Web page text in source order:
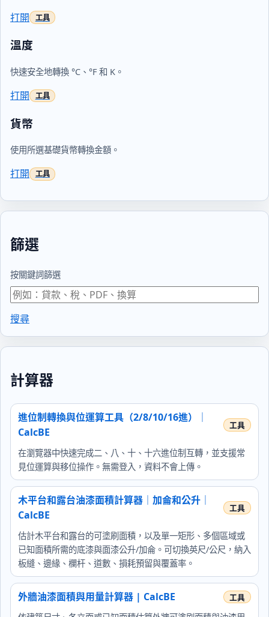
打開
溫度
快速安全地轉換 °C、°F 和 K。
打開
貨幣
使用所選基礎貨幣轉換金額。
打開
篩選
按關鍵詞篩選
搜尋
計算器
進位制轉換與位運算工具（2/8/10/16進）｜
CalcBE
在瀏覽器中快速完成二、八、十、十六進位制互轉，並支援常
見位運算與移位操作。無需登入，資料不會上傳。
木平台和露台油漆面積計算器｜加侖和公升｜
CalcBE
估計木平台和露台的可塗刷面積，以及單一矩形、多個區域或
已知面積所需的底漆與面漆公升/加侖。可切換英尺/公尺，納入
板縫、邊緣、欄杆、道數、損耗預留與覆蓋率。
外牆油漆面積與用量計算器 | CalcBE